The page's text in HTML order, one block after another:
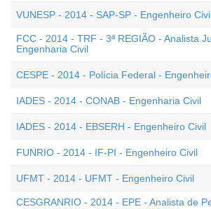
VUNESP - 2014 - SAP-SP - Engenheiro
FCC - 2014 - TRF - 3ª REGIÃO - Analista
Engenharia Civil
CESPE - 2014 - Polícia Federal -
IADES - 2014 - CONAB - Engenharia Civil
IADES - 2014 - EBSERH - Engenheiro Civil
FUNRIO - 2014 - IF-PI - Engenheiro Civil
UFMT - 2014 - UFMT - Engenheiro Civil
CESGRANRIO - 2014 - EPE - Analista de